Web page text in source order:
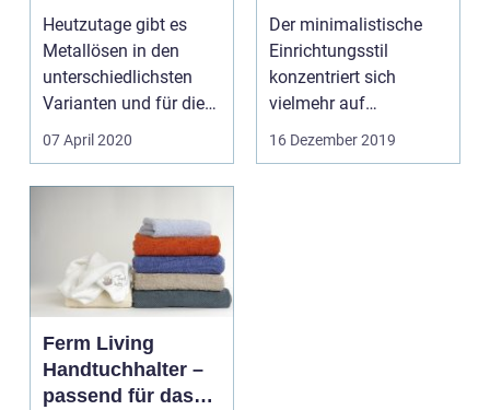
Heutzutage gibt es
Metallösen in den
unterschiedlichsten
Varianten und für die
verschiedensten
Einsa...
07 April 2020
Der minimalistische
Einrichtungsstil
konzentriert sich
vielmehr auf
ausgewählte
16 Dezember 2019
Ferm Living
Handtuchhalter –
passend für das